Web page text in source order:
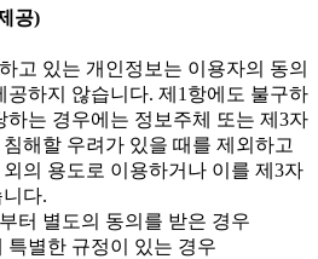
공)
고 있는 개인정보는 이용자의 동의
공하지 않습니다. 제1항에도 불구하
하는 경우에는 정보주체 또는 제3자
해할 우려가 있을 때를 제외하고
의 용도로 이용하거나 이를 제3자
다.
터 별도의 동의를 받은 경우
특별한 규정이 있는 경우